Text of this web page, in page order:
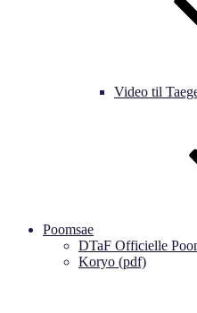
Video til
Poomsae
DTaF Officielle
Koryo (pdf)